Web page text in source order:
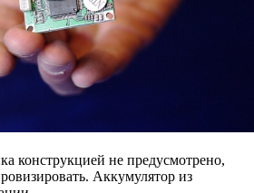
конструкцией не предусмотрено,
Аккумулятор из